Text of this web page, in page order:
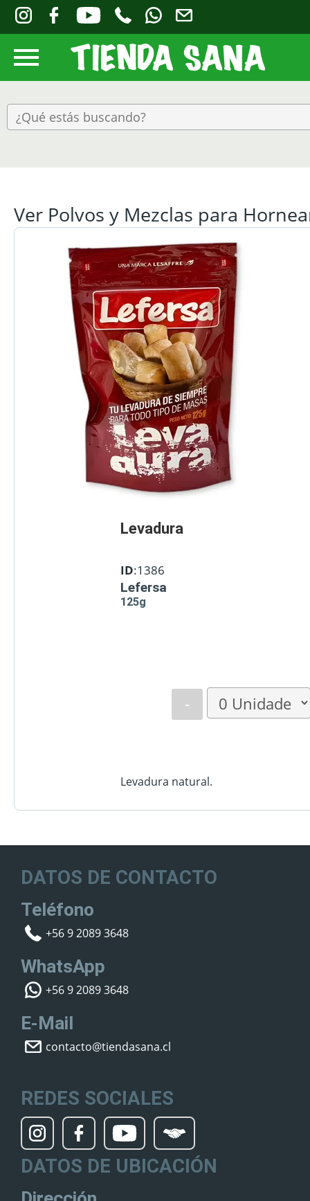
Ver Polvos y Mezclas para
Levadura
ID:1386
Lefersa
125g
-
Levadura natural.
DATOS DE CONTACTO
Teléfono
+56 9 2089 3648
WhatsApp
+56 9 2089 3648
E-Mail
contacto@tiendasana.cl
REDES SOCIALES
DATOS DE UBICACIÓN